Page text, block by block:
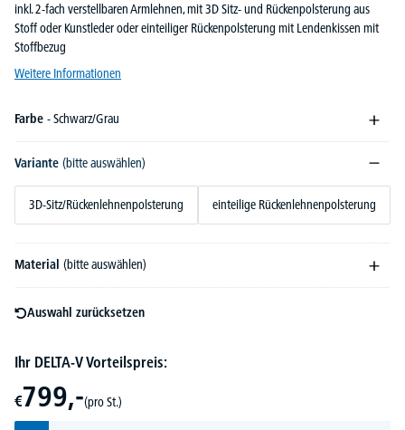
inkl. 2-fach verstellbaren Armlehnen, mit 3D Sitz- und Rückenpolsterung aus
Stoff oder Kunstleder oder einteiliger Rückenpolsterung mit Lendenkissen mit
Stoffbezug
Weitere Informationen
Farbe - Schwarz/Grau
Variante (bitte auswählen)
3D-Sitz/Rückenlehnenpolsterung einteilige Rückenlehnenpolsterung
Material (bitte auswählen)
Auswahl zurücksetzen
Ihr DELTA-V Vorteilspreis:
€799,-(pro St.)